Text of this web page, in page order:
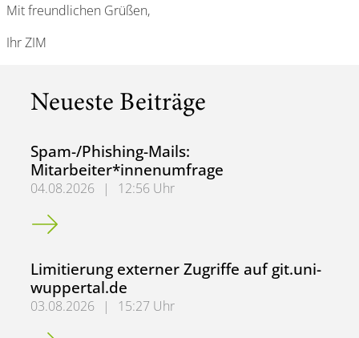
Mit freundlichen Grüßen,
Ihr ZIM
Neueste Beiträge
Spam-/Phishing-Mails:
Mitarbeiter*innenumfrage
04.08.2026 |
12:56 Uhr
Spam-/Phishing-Mails: Mitarbeiter*innenumfrage
Limitierung externer Zugriffe auf git.uni-
wuppertal.de
03.08.2026 |
15:27 Uhr
Limitierung externer Zugriffe auf git.uni-wuppertal.de